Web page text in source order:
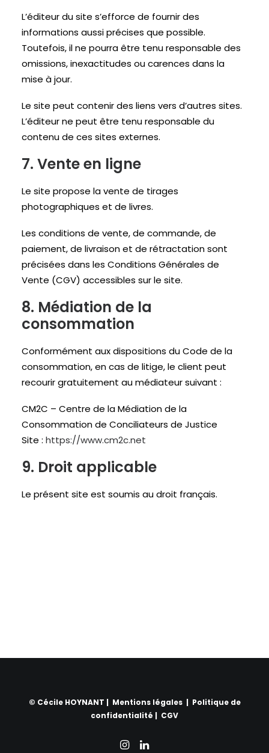
L’éditeur du site s’efforce de fournir des
informations aussi précises que possible.
Toutefois, il ne pourra être tenu responsable des
omissions, inexactitudes ou carences dans la
mise à jour.
Le site peut contenir des liens vers d’autres sites.
L’éditeur ne peut être tenu responsable du
contenu de ces sites externes.
7. Vente en ligne
Le site propose la vente de tirages
photographiques et de livres.
Les conditions de vente, de commande, de
paiement, de livraison et de rétractation sont
précisées dans les Conditions Générales de
Vente (CGV) accessibles sur le site.
8. Médiation de la
consommation
Conformément aux dispositions du Code de la
consommation, en cas de litige, le client peut
recourir gratuitement au médiateur suivant :
CM2C – Centre de la Médiation de la
Consommation de Conciliateurs de Justice
Site : https://www.cm2c.net
9. Droit applicable
Le présent site est soumis au droit français.
© Cécile HOYNANT | Mentions légales| Politique de
confidentialité | CGV